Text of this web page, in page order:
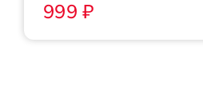
999 ₽